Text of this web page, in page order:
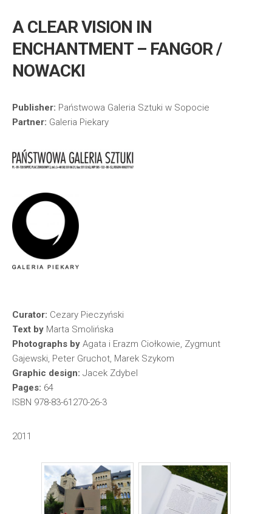
A CLEAR VISION IN
ENCHANTMENT – FANGOR /
NOWACKI
Publisher: Państwowa Galeria Sztuki w Sopocie
Partner: Galeria Piekary
Curator: Cezary Pieczyński
Text by Marta Smolińska
Photographs by Agata i Erazm Ciołkowie, Zygmunt
Gajewski, Peter Gruchot, Marek Szykom
Graphic design: Jacek Zdybel
Pages: 64
ISBN 978-83-61270-26-3
2011